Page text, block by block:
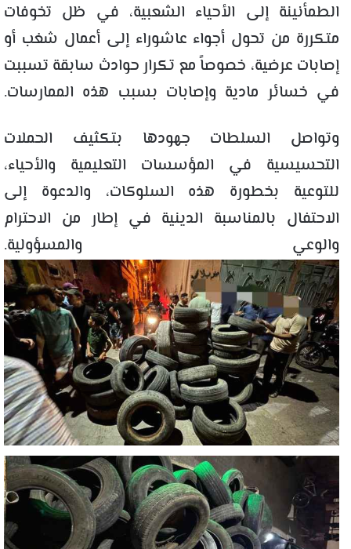
الطمأنينة إلى الأحياء الشعبية، في ظل تخوفات
متكررة من تحول أجواء عاشوراء إلى أعمال شغب أو
إصابات عرضية، خصوصاً مع تكرار حوادث سابقة تسببت
في خسائر مادية وإصابات بسبب هذه الممارسات.
وتواصل السلطات جهودها بتكثيف الحملات
التحسيسية في المؤسسات التعليمية والأحياء،
للتوعية بخطورة هذه السلوكات، والدعوة إلى
الاحتفال بالمناسبة الدينية في إطار من الاحترام
والوعي والمسؤولية.